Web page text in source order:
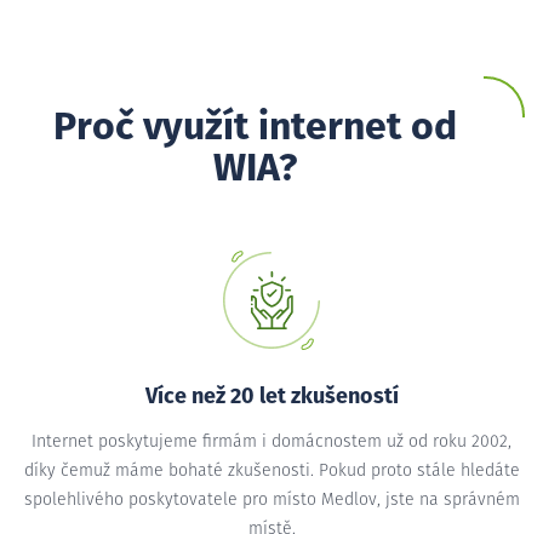
Proč využít internet od
WIA?
Více než 20 let zkušeností
Internet poskytujeme firmám i domácnostem už od roku 2002,
díky čemuž máme bohaté zkušenosti. Pokud proto stále hledáte
spolehlivého poskytovatele pro místo Medlov, jste na správném
místě.